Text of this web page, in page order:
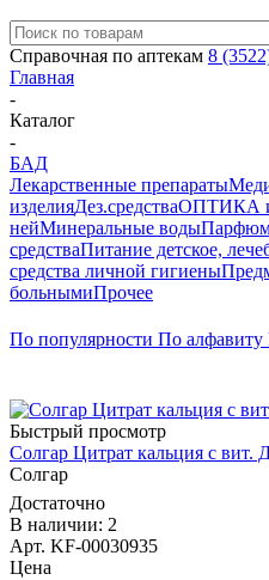
Справочная по аптекам 8
Главная
-
Каталог
-
БАД
Лекарственные препараты
изделияДез.средстваОПТИКА и
нейМинеральные воды
средстваПитание детское,
средства личной гигиены
больнымиПрочее
По популярности По алфавиту
Быстрый просмотр
Солгар Цитрат кальция с вит.
Солгар
Достаточно
В наличии: 2
Арт. KF-00030935
Цена